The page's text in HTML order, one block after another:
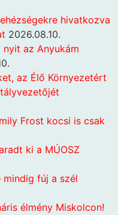
hivatkozva
2026.08.10.
nyit az Anyukám
az Élő Környezetért
Frost kocsi is csak
ki a MÚOSZ
mindig fúj a szél
élmény Miskolcon!